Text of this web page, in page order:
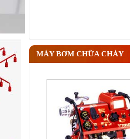
MÁY BƠM CHỮA CHÁY